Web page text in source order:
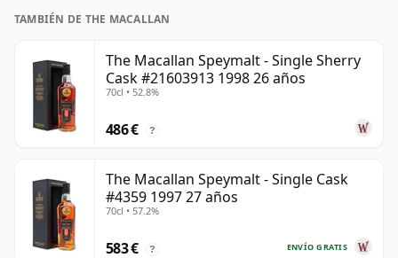
algunos whiskies finos de menor graduación.
TAMBIÉN DE THE MACALLAN
The Macallan Speymalt - Single Sherry
Cask #21603913 1998 26 años
70cl • 52.8%
486 € ?
The Macallan Speymalt - Single Cask
#4359 1997 27 años
70cl • 57.2%
ENVÍO GRATIS
583 € ?